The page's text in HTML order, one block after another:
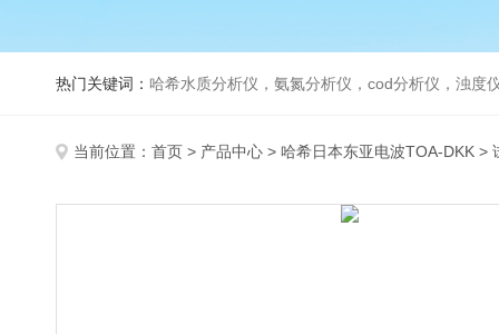
热门关键词： 哈希水质分析仪，氨氮分析仪，cod分析仪，浊度
当前位置： 首页 > 产品中心 > 哈希日本东亚电波TOA-DKK >